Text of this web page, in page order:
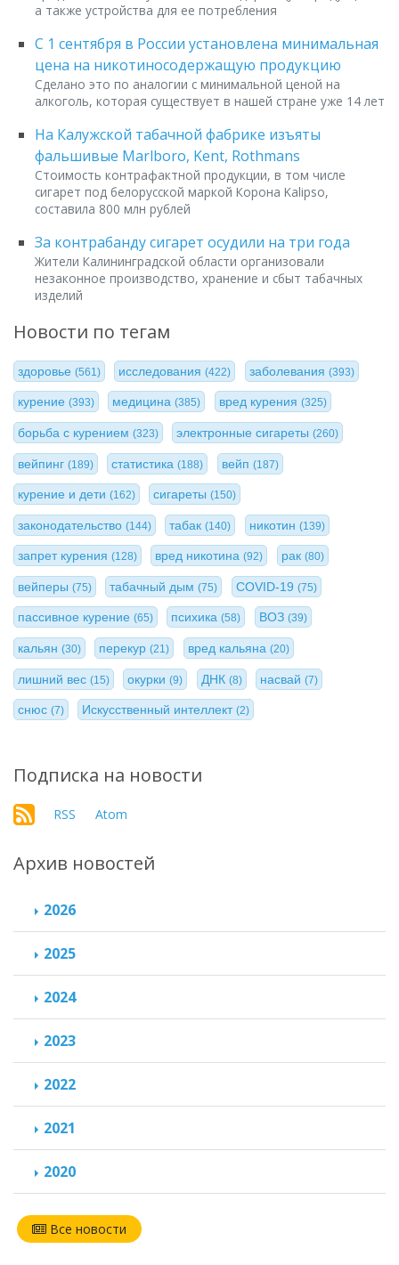
а также устройства для ее потребления
С 1 сентября в России установлена минимальная
цена на никотиносодержащую продукцию
Сделано это по аналогии с минимальной ценой на
алкоголь, которая существует в нашей стране уже 14 лет
На Калужской табачной фабрике изъяты
фальшивые Marlboro, Kent, Rothmans
Стоимость контрафактной продукции, в том числе
сигарет под белорусской маркой Корона Kalipso,
составила 800 млн рублей
За контрабанду сигарет осудили на три года
Жители Калининградской области организовали
незаконное производство, хранение и сбыт табачных
изделий
Новости по тегам
здоровье (561) исследования(422) заболевания (393)
курение (393) медицина(385) вред курения (325)
борьба с курением (323) электронные сигареты(260)
вейпинг (189) статистика(188) вейп (187)
курение и дети (162) сигареты(150)
законодательство (144) табак(140) никотин (139)
запрет курения (128) вред никотина(92) рак (80)
вейперы (75) табачный дым(75) COVID-19 (75)
пассивное курение (65) психика(58) ВОЗ (39)
кальян (30) перекур(21) вред кальяна (20)
лишний вес (15) окурки(9) ДНК (8) насвай(7)
снюс (7) Искусственный интеллект(2)
Подписка на новости
RSS Atom
Архив новостей
2026
2025
2024
2023
2022
2021
2020
Все новости